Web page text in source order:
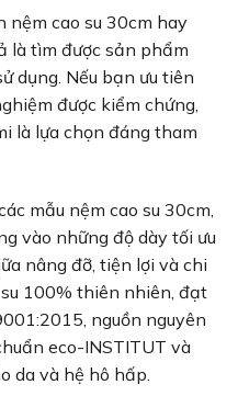
nệm cao su 30cm hay
là tìm được sản phẩm
dụng. Nếu bạn ưu tiên
được kiểm chứng,
là lựa chọn đáng tham
mẫu nệm cao su 30cm,
vào những độ dày tối ưu
nâng đỡ, tiện lợi và chi
su 100% thiên nhiên, đạt
nguồn nguyên
eco-INSTITUT và
da và hệ hô hấp.